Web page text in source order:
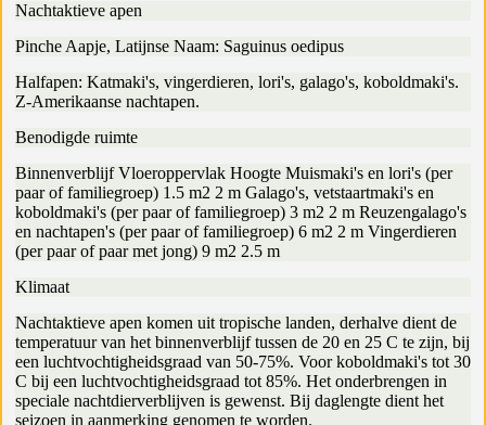
Nachtaktieve apen
Pinche Aapje, Latijnse Naam: Saguinus oedipus
Halfapen: Katmaki's, vingerdieren, lori's, galago's, koboldmaki's.
Z-Amerikaanse nachtapen.
Benodigde ruimte
Binnenverblijf Vloeroppervlak Hoogte Muismaki's en lori's (per
paar of familiegroep) 1.5 m2 2 m Galago's, vetstaartmaki's en
koboldmaki's (per paar of familiegroep) 3 m2 2 m Reuzengalago's
en nachtapen's (per paar of familiegroep) 6 m2 2 m Vingerdieren
(per paar of paar met jong) 9 m2 2.5 m
Klimaat
Nachtaktieve apen komen uit tropische landen, derhalve dient de
temperatuur van het binnenverblijf tussen de 20 en 25 C te zijn, bij
een luchtvochtigheidsgraad van 50-75%. Voor koboldmaki's tot 30
C bij een luchtvochtigheidsgraad tot 85%. Het onderbrengen in
speciale nachtdierverblijven is gewenst. Bij daglengte dient het
seizoen in aanmerking genomen te worden.